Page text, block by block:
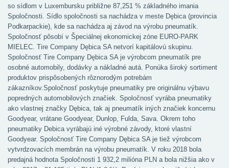
so sídlom v Luxembursku približne 87,251 % základného imania
Spoločnosti. Sídlo spoločnosti sa nachádza v meste Dębica (provincia
Podkarpackie), kde sa nachádza aj závod na výrobu pneumatík.
Spoločnosť pôsobí v Špeciálnej ekonomickej zóne EURO-PARK
MIELEC. Tire Company Dębica SA netvorí kapitálovú skupinu.
Spoločnosť Tire Company Dębica SA je výrobcom pneumatík pre
osobné automobily, dodávky a nákladné autá. Ponúka široký sortiment
produktov prispôsobených rôznorodým potrebám
zákazníkov.Spoločnosť poskytuje pneumatiky pre originálnu výbavu
popredných automobilových značiek. Spoločnosť vyrába pneumatiky
ako vlastnej značky Dębica, tak aj pneumatík iných značiek koncernu
Goodyear, vrátane Goodyear, Dunlop, Fulda, Sava. Okrem toho
pneumatiky Debica vyrábajú iné výrobné závody, ktoré vlastní
Goodyear. Spoločnosť Tire Company Dębica SA je tiež výrobcom
vytvrdzovacích membrán na výrobu pneumatík. V roku 2018 bola
predajná hodnota Spoločnosti 1 932,2 milióna PLN a bola nižšia ako v